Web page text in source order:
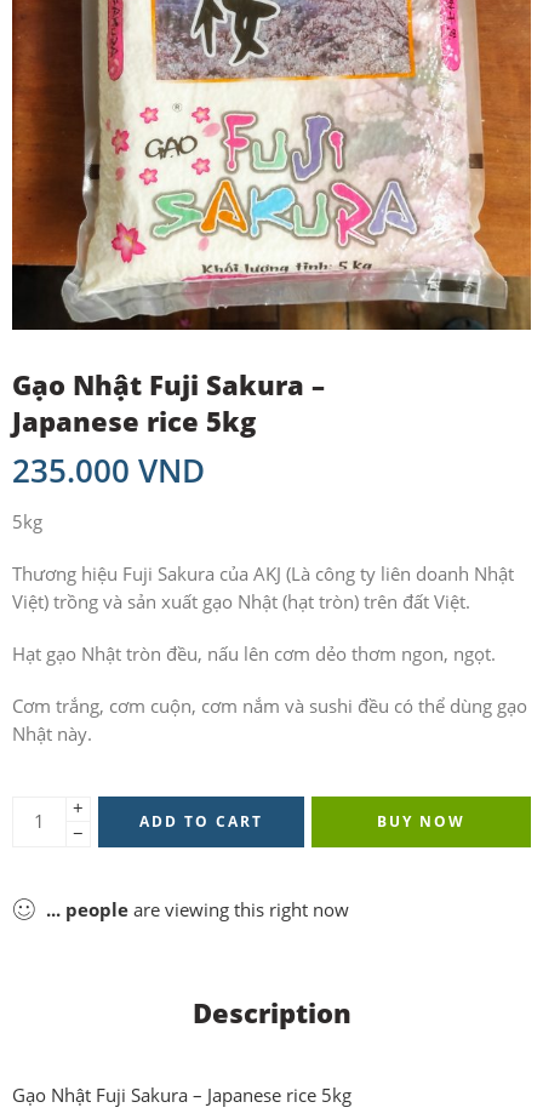
Gạo Nhật Fuji Sakura –
Japanese rice 5kg
235.000 VND
5kg
Thương hiệu Fuji Sakura của AKJ (Là công ty liên doanh Nhật
Việt) trồng và sản xuất gạo Nhật (hạt tròn) trên đất Việt.
Hạt gạo Nhật tròn đều, nấu lên cơm dẻo thơm ngon, ngọt.
Cơm trắng, cơm cuộn, cơm nắm và sushi đều có thể dùng gạo
Nhật này.
+
−
ADD TO CART BUY NOW
... people are viewing this right now
Description
Gạo Nhật Fuji Sakura – Japanese rice 5kg